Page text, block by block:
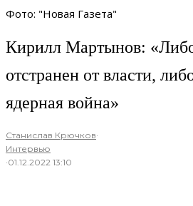
Фото: "Новая Газета"
Кирилл Мартынов:
отстранен от власти,
ядерная война»
Станислав Крючков·
Интервью
·01.12.2022 13:10